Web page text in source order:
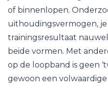
of binnenlopen.
uithoudingsvermogen,
trainingsresultaat
beide vormen. Met
op de loopband is geen
gewoon een